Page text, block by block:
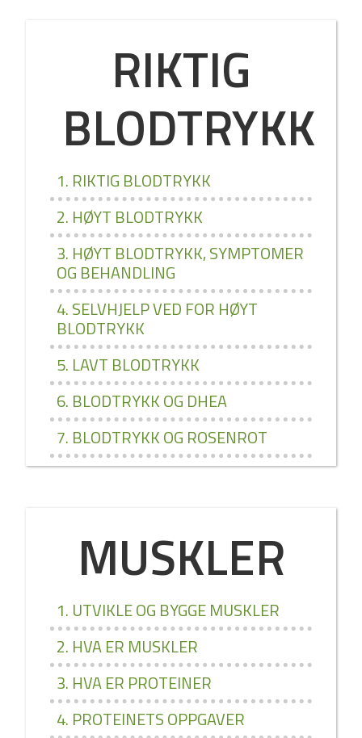
RIKTIG
BLODTRYKK
1. RIKTIG BLODTRYKK
2. HØYT BLODTRYKK
3. HØYT BLODTRYKK, SYMPTOMER
OG BEHANDLING
4. SELVHJELP VED FOR HØYT
BLODTRYKK
5. LAVT BLODTRYKK
6. BLODTRYKK OG DHEA
7. BLODTRYKK OG ROSENROT
MUSKLER
1. UTVIKLE OG BYGGE MUSKLER
2. HVA ER MUSKLER
3. HVA ER PROTEINER
4. PROTEINETS OPPGAVER